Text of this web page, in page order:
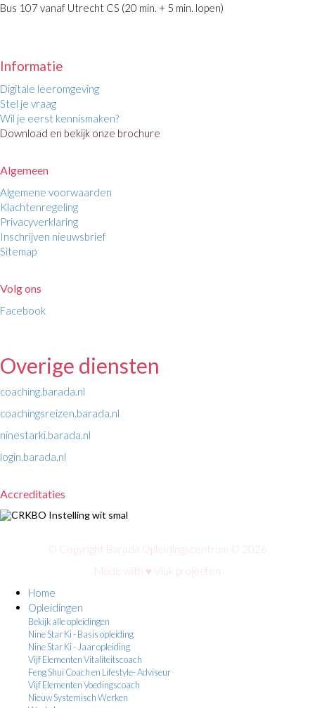
Bus 107 vanaf Utrecht CS (20 min. + 5 min. lopen)
Informatie
Digitale leeromgeving
Stel je vraag
Wil je eerst kennismaken?
Download en bekijk onze brochure
Algemeen
Algemene voorwaarden
Klachtenregeling
Privacyverklaring
Inschrijven nieuwsbrief
Sitemap
Volg ons
Facebook
Overige diensten
coaching.barada.nl
coachingsreizen.barada.nl
ninestarki.barada.nl
login.barada.nl
Accreditaties
© Copyright Barada Opleidingscentrum © 2026
Made with ♥ Viak projecten
Home
Opleidingen
Bekijk alle opleidingen
Nine Star Ki - Basis opleiding
Nine Star Ki - Jaar opleiding
Vijf Elementen Vitaliteitscoach
Feng Shui Coach en Lifestyle- Adviseur
Vijf Elementen Voedingscoach
Nieuw Systemisch Werken